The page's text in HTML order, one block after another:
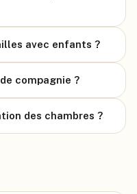
avec enfants ?
compagnie ?
des chambres ?